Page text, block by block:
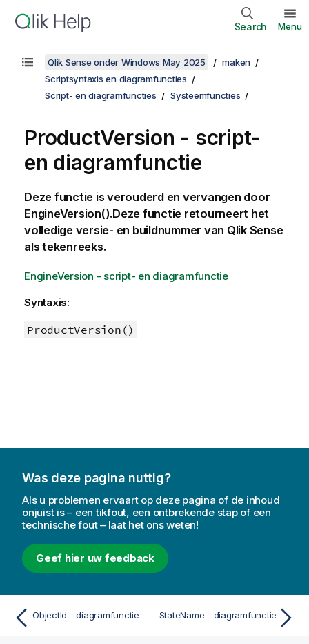
Search Menu
Qlik Sense onder Windows May 2025
maken
Scriptsyntaxis en diagramfuncties
Script- en diagramfuncties
Systeemfuncties
ProductVersion - script-
en diagramfunctie
Deze functie is verouderd en vervangen door
EngineVersion().Deze functie retourneert het
volledige versie- en buildnummer van Qlik Sense
als tekenreeks.
EngineVersion - script- en diagramfunctie
Syntaxis:
ProductVersion()
Was deze pagina nuttig?
Als u problemen ervaart op deze pagina of de inhoud
onjuist is – een tikfout, een ontbrekende stap of een
technische fout – laat het ons weten!
Geef hier uw feedback
ObjectId - diagramfunctie StateName - diagramfunctie